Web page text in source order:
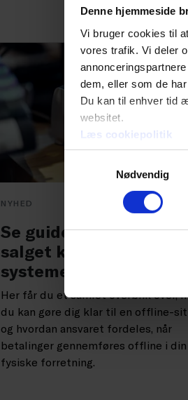
Denne hjemmeside
Vi bruger cookies til
vores trafik. Vi deler
dem, eller som de
Du kan til enhver tid
websitet.
Læs cookiepolitik
Nødvendig
NYHED
Se guiden: Sådan
salget kørende, når
systemerne går ned
Her får du et samlet overblik over,
du kan gøre dig klar til en offline-
og hvordan ansvaret fordeles, når
betalinger gennemføres offline i din
fysiske forretning.